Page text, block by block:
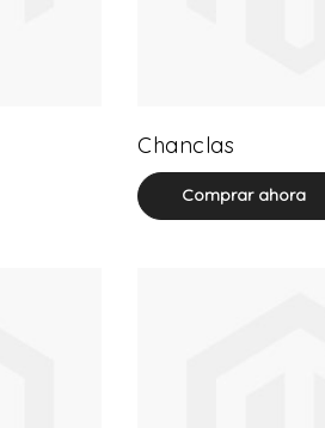
Chanclas
Comprar ahora